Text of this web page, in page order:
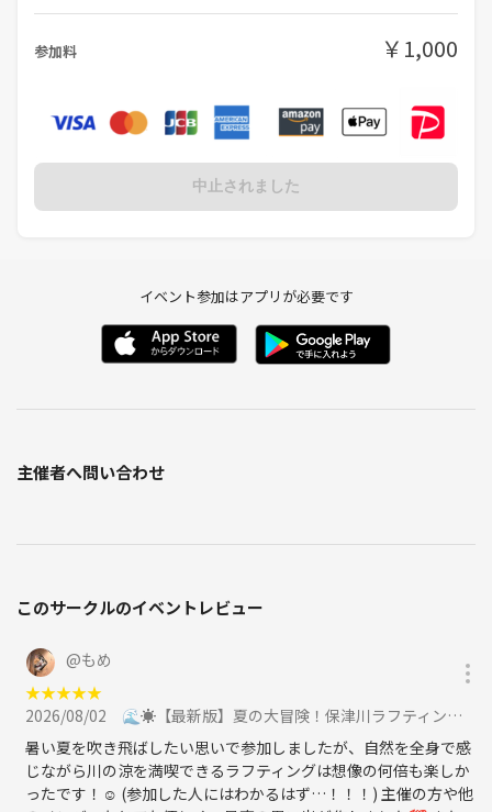
参加料 ￥1,000
中止されました
イベント参加はアプリが必要です
主催者へ問い合わせ
このサークルのイベントレビュー
@もめ
★★★★★
2026/08/02
🌊☀️【最新版】夏の大冒険！保津川ラフティング in 嵐山🚣‍♀️✨に参加
暑い夏を吹き飛ばしたい思いで参加しましたが、自然を全身で感
じながら川の涼を満喫できるラフティングは想像の何倍も楽しか
ったです！☺️ (参加した人にはわかるはず…！！！) 主催の方や他